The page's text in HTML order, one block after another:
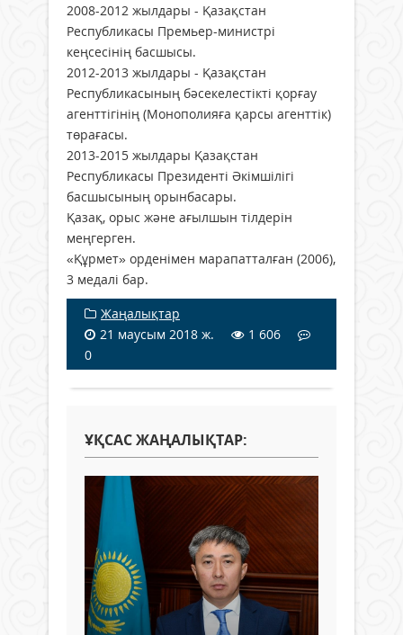
2008-2012 жылдары - Қазақстан
Республикасы Премьер-министрі
кеңсесінің басшысы.
2012-2013 жылдары - Қазақстан
Республикасының бәсекелестікті қорғау
агенттігінің (Монополияға қарсы агенттік)
төрағасы.
2013-2015 жылдары Қазақстан
Республикасы Президенті Әкімшілігі
басшысының орынбасары.
Қазақ, орыс және ағылшын тілдерін
меңгерген.
«Құрмет» орденімен марапатталған (2006),
3 медалі бар.
Жаңалықтар
21 маусым 2018 ж.
1 606
0
ҰҚСАС ЖАҢАЛЫҚТАР: